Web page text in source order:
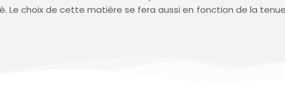
Le choix de cette matière se fera aussi en fonction de la